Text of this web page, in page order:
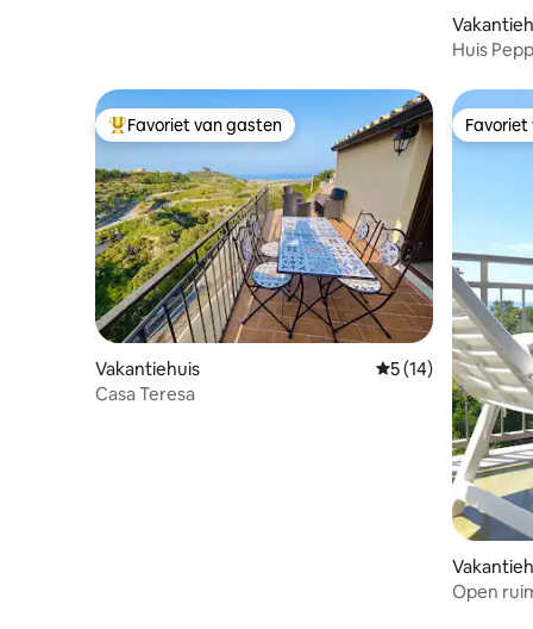
Huis
Topfavoriet van gasten
Favoriet van gasten
Vakantiehuis Gemiddelde
5 (14)
Casa Teresa
Open